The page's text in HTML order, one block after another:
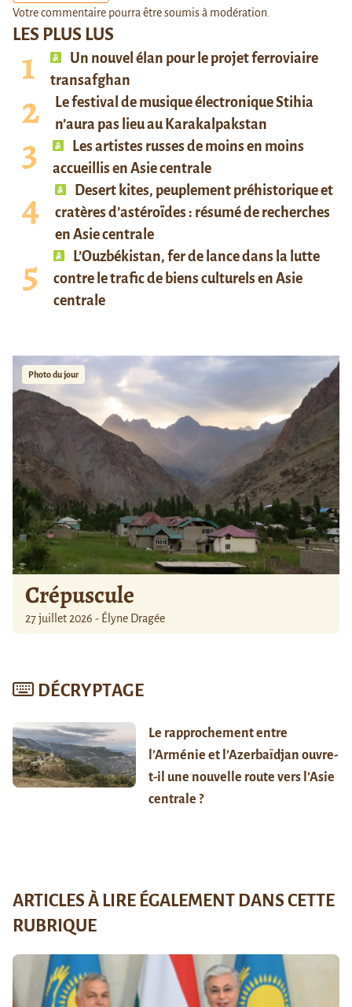
LES PLUS LUS
Un nouvel élan pour le projet ferroviaire
transafghan
Le festival de musique électronique Stihia
n’aura pas lieu au Karakalpakstan
Les artistes russes de moins en moins
accueillis en Asie centrale
Desert kites, peuplement préhistorique et
cratères d’astéroïdes : résumé de recherches
en Asie centrale
L’Ouzbékistan, fer de lance dans la lutte
contre le trafic de biens culturels en Asie
centrale
Photo du jour
Crépuscule
27 juillet 2026 - Élyne Dragée
DÉCRYPTAGE
Le rapprochement entre
l’Arménie et l’Azerbaïdjan ouvre-
t-il une nouvelle route vers l’Asie
centrale ?
Votre commentaire pourra être soumis à modération.
ARTICLES À LIRE ÉGALEMENT DANS CETTE
RUBRIQUE